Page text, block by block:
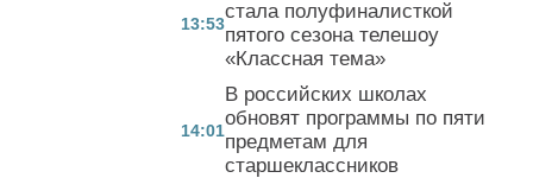
13:53
стала полуфиналисткой
пятого сезона телешоу
«Классная тема»
14:01
В российских школах
обновят программы по пяти
предметам для
старшеклассников